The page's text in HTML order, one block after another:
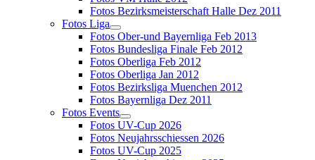
Fotos Bezirksmeisterschaft Halle Dez 2011
Fotos Liga
Fotos Ober-und Bayernliga Feb 2013
Fotos Bundesliga Finale Feb 2012
Fotos Oberliga Feb 2012
Fotos Oberliga Jan 2012
Fotos Bezirksliga Muenchen 2012
Fotos Bayernliga Dez 2011
Fotos Events
Fotos UV-Cup 2026
Fotos Neujahrsschiessen 2026
Fotos UV-Cup 2025